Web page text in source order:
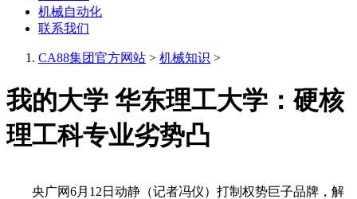
机械自动化
联系我们
CA88集团官方网站 > 机械知识 >
我的大学 华东理工大学：硬核
理工科专业劣势凸
央广网6月12日动静（记者冯仪）打制权势巨子品牌，解